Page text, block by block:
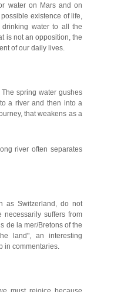
water on Mars and on
existence of life,
water to all the
is not an opposition, the
of our daily lives.
spring water gushes
a river and then into a
that weakens as a
river often separates
as Switzerland, do not
necessarily suffers from
de la mer/Bretons of the
land", an interesting
in commentaries.